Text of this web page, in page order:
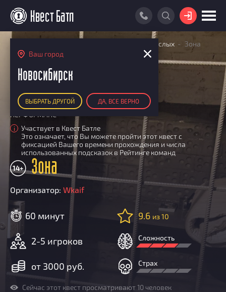
Ваш город
Новосибирск
ВЫБРАТЬ ДРУГОЙ ДА, ВСЕ ВЕРНО
ВОЙТИ
КАРТА КВЕСТОВ
РЕЙТИНГ КОМАНД
Итоговый рейтинг
По количеству очков
По качеству игры
Список команд
ПОИСК КОМАНДЫ
КВЕСТ БАТЛ
О Квест Батле
Cashback
Как подсчитываются рейтинги
Призы
Новости
Добавить квест
КВЕСТ В ПОДАРОК
Квесты для взрослых Зона
ПЕРФОРМАНС
i
Участвует в Квест Батле
Это означает, что Вы можете пройти этот квест с
фиксацией Вашего времени прохождения и числа
использованных подсказок в Рейтинге команд
Зона
14+
Организатор: Wkaif
60 минут
2-5 игроков
от 3000 руб.
9.6 из 10
Сложность
Страх
Сейчас этот квест просматривают 10 человек